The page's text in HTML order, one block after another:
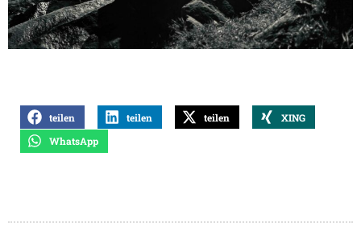
teilen teilen teilen
XING
WhatsApp